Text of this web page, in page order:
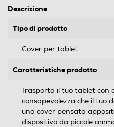
Descrizione
Tipo di prodotto
Cover per tablet
Caratteristiche prodotto
Trasporta il tuo tablet con
consapevolezza che il tuo
una cover pensata
dispositivo da piccole